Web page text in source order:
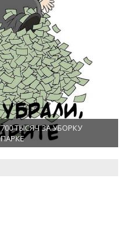
ТЫСЯЧ ЗА УБОРКУ